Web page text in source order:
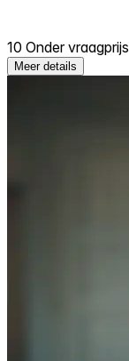
10 Onder vraagprijs
Meer details